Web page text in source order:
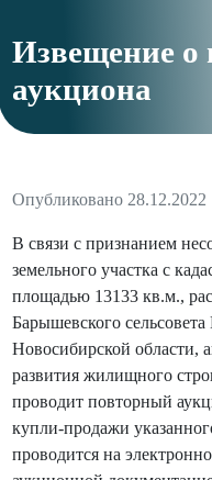
Извещение о
аукциона
Опубликовано 28.12.2022
В связи с признанием
земельного участка с
площадью 13133 кв.м.,
Барышевского
Новосибирской области,
развития жилищного
проводит повторный
купли-продажи
проводится на